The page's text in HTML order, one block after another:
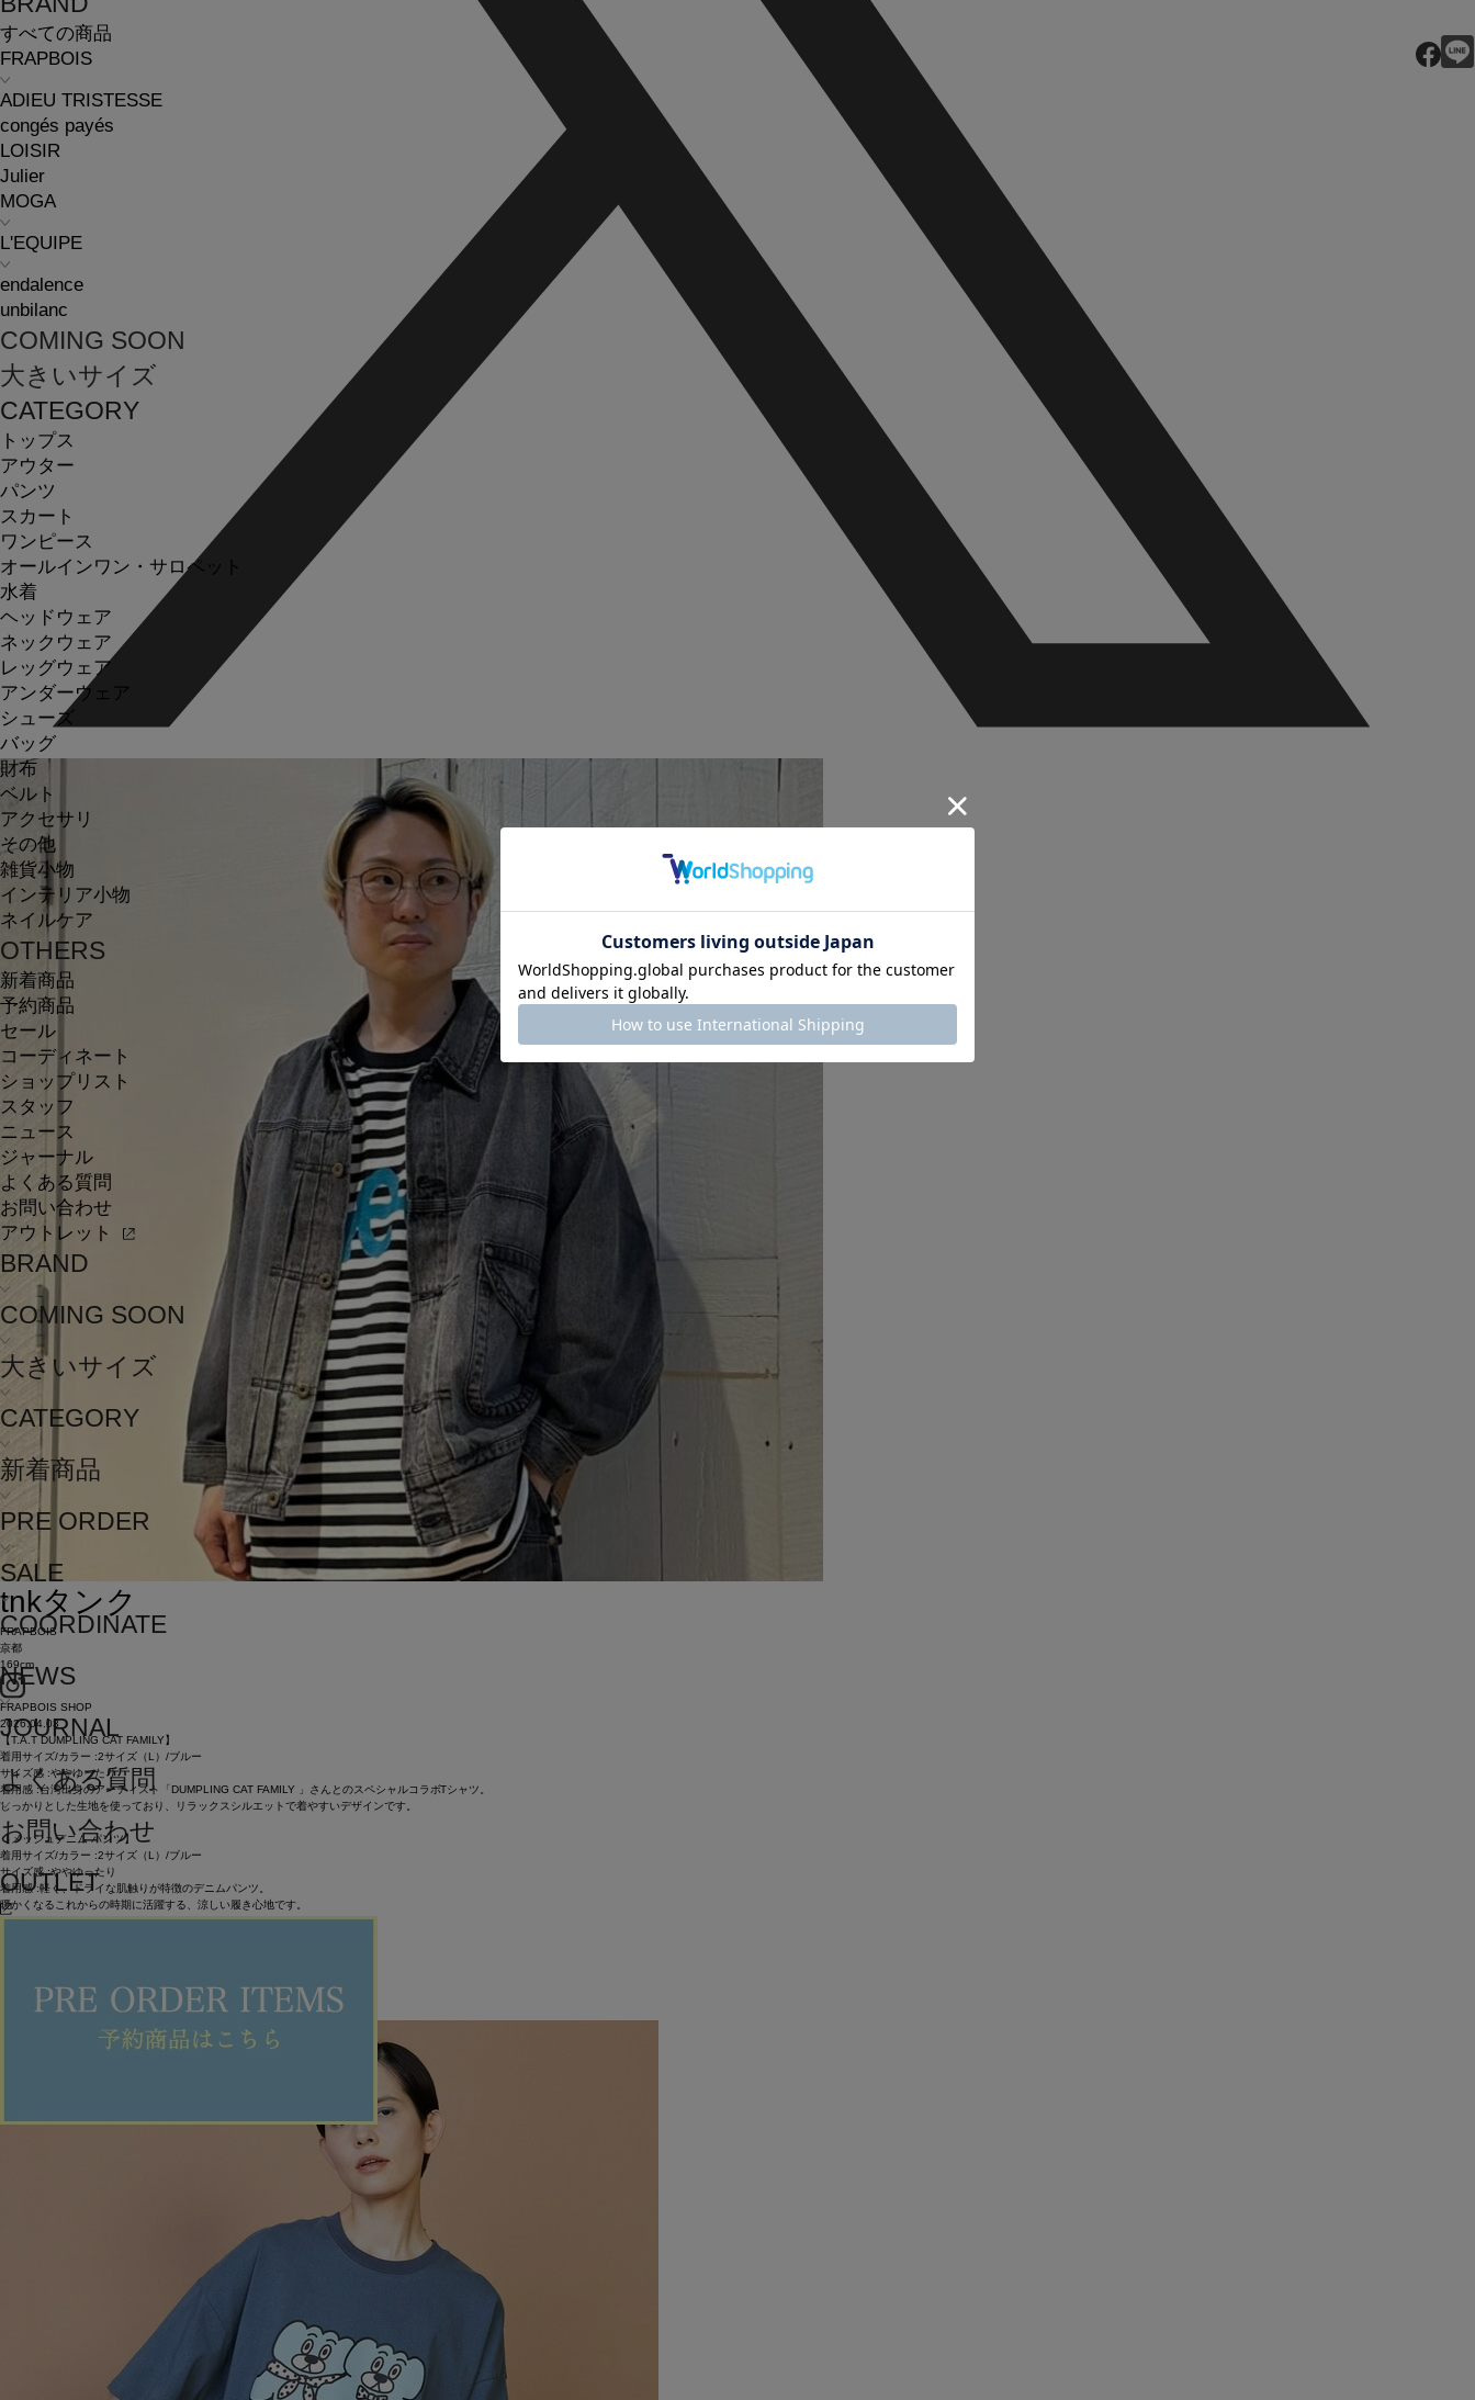
すべての商品
FRAPBOIS
ADIEU TRISTESSE
congés payés
LOISIR
Julier
MOGA
L'EQUIPE
endalence
unbilanc
COMING SOON
大きいサイズ
CATEGORY
トップス
アウター
パンツ
スカート
ワンピース
オールインワン・サロペット
水着
ヘッドウェア
ネックウェア
レッグウェア
アンダーウェア
シューズ
バッグ
財布
ベルト
アクセサリ
その他
雑貨小物
インテリア小物
ネイルケア
OTHERS
新着商品
予約商品
セール
コーディネート
ショップリスト
スタッフ
ニュース
ジャーナル
よくある質問
お問い合わせ
アウトレット
BRAND
COMING SOON
大きいサイズ
CATEGORY
新着商品
PRE ORDER
SALE
COORDINATE
NEWS
JOURNAL
よくある質問
お問い合わせ
OUTLET
tnkタンク
FRAPBOIS
京都
169cm
FRAPBOIS SHOP
2026.04.03
【T.A.T DUMPLING CAT FAMILY】
着用サイズ/カラー :2サイズ（L）/ブルー
サイズ感 :ややゆったり
着用感 :台湾出身のアーティスト「DUMPLING CAT FAMILY 」さんとのスペシャルコラボTシャツ。
しっかりとした生地を使っており、リラックスシルエットで着やすいデザインです。
【メッシュデニム パンツ】
着用サイズ/カラー :2サイズ（L）/ブルー
サイズ感 :ややゆったり
着用感 :軽く、ドライな肌触りが特徴のデニムパンツ。
暖かくなるこれからの時期に活躍する、涼しい履き心地です。
軽くて履きやすいので、おすすめです。
ITEMS